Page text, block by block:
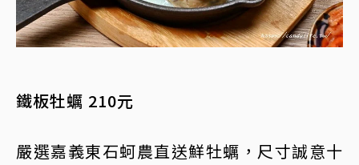
鐵板牡蠣 210元
嚴選嘉義東石蚵農直送鮮牡蠣，尺寸誠意十